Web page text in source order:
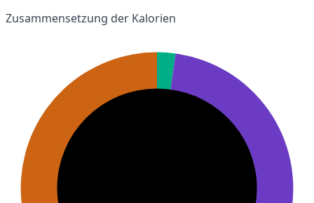
Zusammensetzung der Kalorien